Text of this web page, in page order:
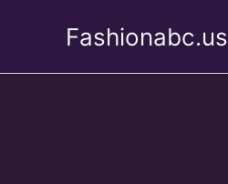
Fashionabc.us